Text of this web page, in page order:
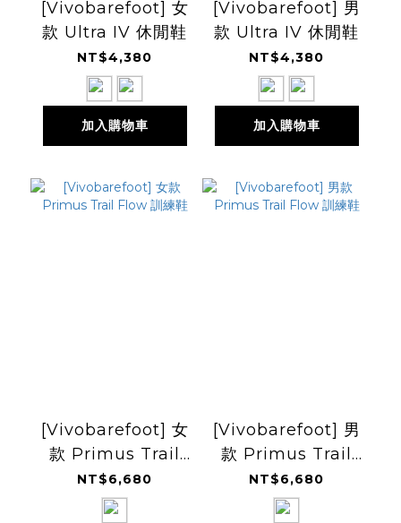
[Vivobarefoot] 女
款 Ultra IV 休閒鞋
NT$4,380
加入購物車
[Vivobarefoot] 男
款 Ultra IV 休閒鞋
NT$4,380
加入購物車
[Vivobarefoot] 女
款 Primus Trail
Flow 訓練鞋
NT$6,680
[Vivobarefoot] 男
款 Primus Trail
Flow 訓練鞋
NT$6,680